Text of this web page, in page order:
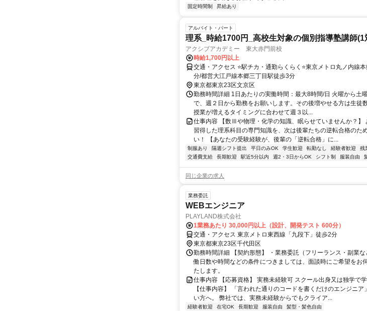
固定時間制 昇給あり
アルバイト・パート
理系_時給1700円_高校生対象の個別指導塾講師(1
アクシブアカデミー 東大赤門前校
時給1,700円以上
交通・アクセス ⭐駅チカ・通勤らくらく⭐東京メトロ丸ノ内線
分/都営大江戸線本郷三丁目駅徒歩3分
東京都東京23区文京区
勤務時間詳細 1日あたりの実働時間：最大8時間/日 火曜から土
で、週２日から勤務をお願いします。その後増やせる方は生徒
授業が増えるタイミングに合わせて週３以...
仕事内容 【数Ⅲや物理・化学の知識、眠らせていませんか？】
習得した理系科目の専門知識を、次は後輩たちの逆転合格のた
い！ 【あなたの受験経験が、後輩の「逆転合格」に...
制服あり 隔週シフト提出 平日のみOK 学生歓迎 転勤なし 経験者歓迎 残
交通費支給
長期歓迎 駅近5分以内 週2・3日からOK シフト制 服装自由
同じ企業の求人
業務委託
WEBエンジニア
PLAYLAND株式会社
1業務あたり 30,000円以上（設計、開発テスト 600分）
交通・アクセス 東京メトロ東西線「九段下」徒歩2分
東京都東京23区千代田区
勤務時間詳細 【契約形態】 ・業務委託（フリーランス・副業
働日数や時間などの条件につきましては、面談時にご希望をお
たします。
仕事内容 【応募資格】 実務未経験可 スクール出身又は独学で
【仕事内容】 「言われた通りのコードを書くだけのエンジニア
い方へ。 弊社では、実務未経験からでもクライア...
経験者歓迎 在宅OK 長期歓迎 服装自由 髪型・髪色自由